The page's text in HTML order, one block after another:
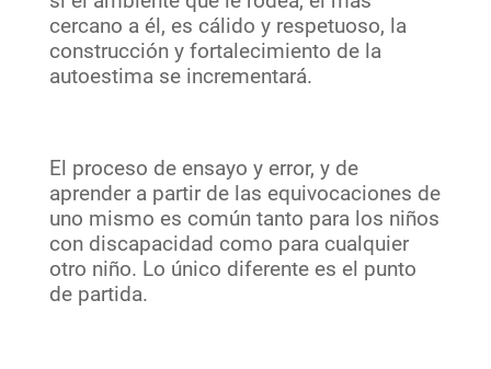
cercano a él, es cálido y respetuoso, la
construcción y fortalecimiento de la
autoestima se incrementará.
El proceso de ensayo y error, y de
aprender a partir de las equivocaciones de
uno mismo es común tanto para los niños
con discapacidad como para cualquier
otro niño. Lo único diferente es el punto
de partida.